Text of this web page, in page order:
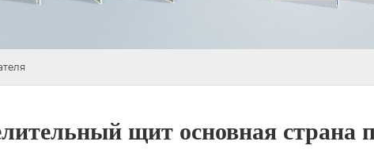
щит основная страна